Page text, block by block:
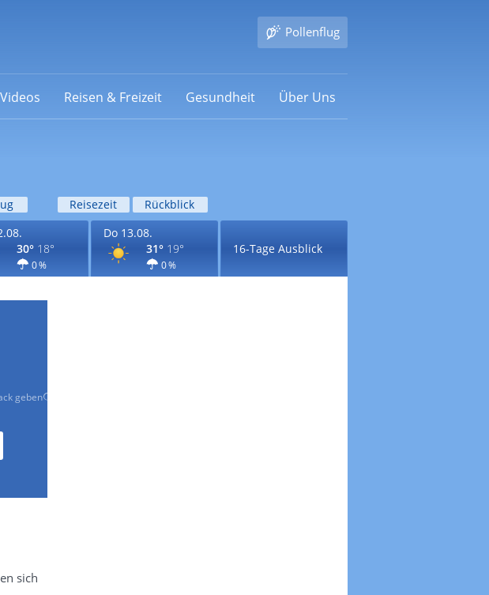
Pollenflug
Reisen & Freizeit Gesundheit Über Uns
Reisezeit
Rückblick
30° 18°
0 %
Do 13.08.
31° 19°
0 %
16-Tage Ausblick
geben
sich